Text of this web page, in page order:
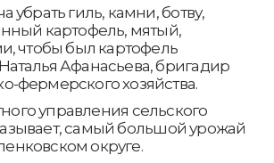
убрать гиль, камни, ботву,
картофель, мятый,
чтобы был картофель
Афанасьева, бригадир
фермерского хозяйства.
управления сельского
самый большой урожай
округе.